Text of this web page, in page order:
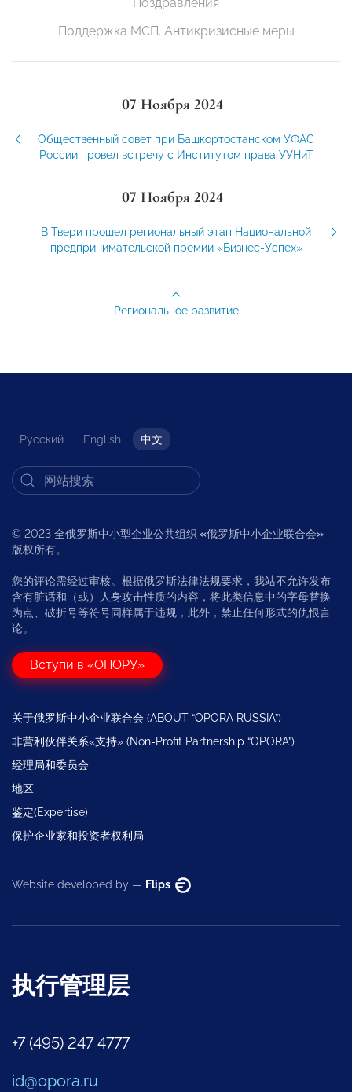
Поддержка МСП. Антикризисные меры
07 Ноября 2024
Общественный совет при Башкортостанском УФАС
России провел встречу с Институтом права УУНиТ
07 Ноября 2024
В Твери прошел региональный этап Национальной
предпринимательской премии «Бизнес-Успех»
Региональное развитие
Русский English 中文
© 2023 全俄罗斯中小型企业公共组织 «俄罗斯中小企业联合会»
版权所有。
您的评论需经过审核。根据俄罗斯法律法规要求，我站不允许发布
含有脏话和（或）人身攻击性质的内容，将此类信息中的字母替换
为点、破折号等符号同样属于违规，此外，禁止任何形式的仇恨言
论。
Вступи в «ОПОРУ»
关于俄罗斯中小企业联合会 (ABOUT “OPORA RUSSIA”)
非营利伙伴关系«支持» (Non-Profit Partnership “OPORA”)
经理局和委员会
地区
鉴定(Expertise)
保护企业家和投资者权利局
Website developed by — Flips
执行管理层
+7 (495) 247 4777
id@opora.ru